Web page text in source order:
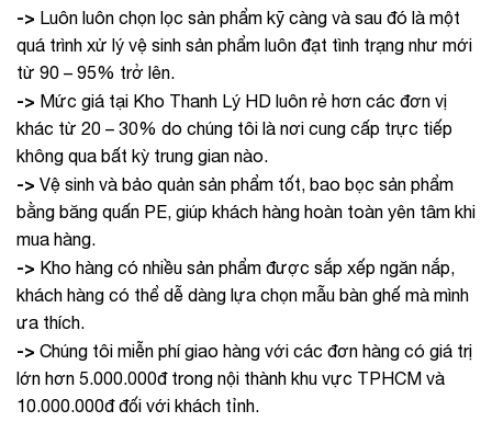
-> Luôn luôn chọn lọc sản phẩm kỹ càng và sau đó là một
quá trình xử lý vệ sinh sản phẩm luôn đạt tình trạng như mới
từ 90 – 95% trở lên.
-> Mức giá tại Kho Thanh Lý HD luôn rẻ hơn các đơn vị
khác từ 20 – 30% do chúng tôi là nơi cung cấp trực tiếp
không qua bất kỳ trung gian nào.
-> Vệ sinh và bảo quản sản phẩm tốt, bao bọc sản phẩm
bằng băng quấn PE, giúp khách hàng hoàn toàn yên tâm khi
mua hàng.
-> Kho hàng có nhiều sản phẩm được sắp xếp ngăn nắp,
khách hàng có thể dễ dàng lựa chọn mẫu bàn ghế mà mình
ưa thích.
-> Chúng tôi miễn phí giao hàng với các đơn hàng có giá trị
lớn hơn 5.000.000đ trong nội thành khu vực TPHCM và
10.000.000đ đối với khách tỉnh.